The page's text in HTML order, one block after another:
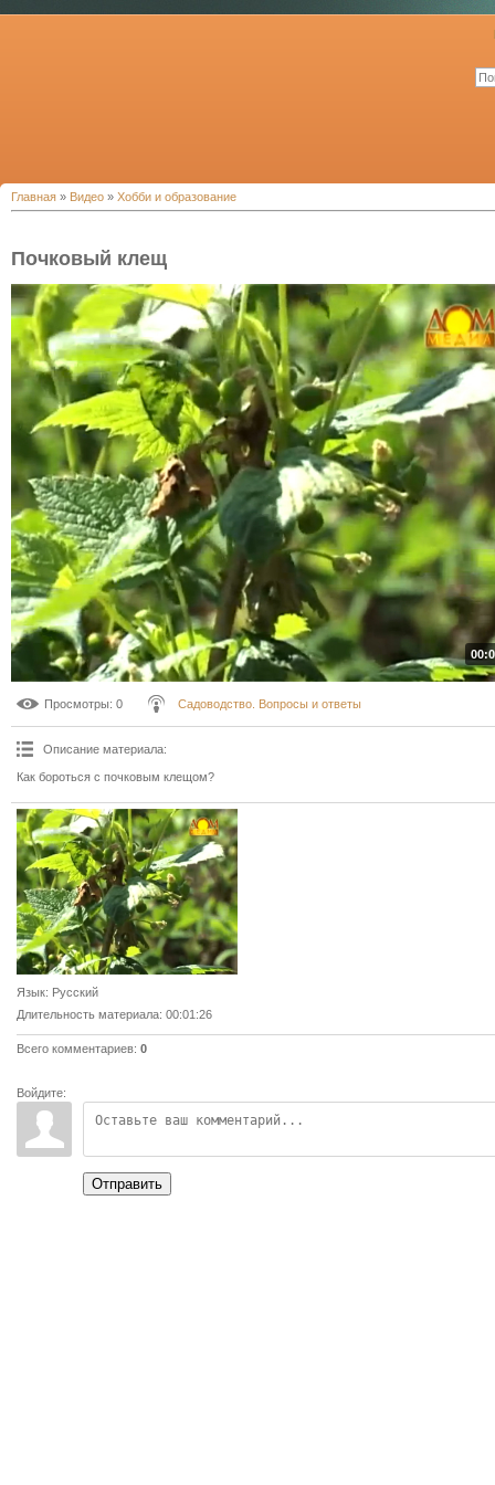
Главная » Видео » Хобби и образование
Почковый клещ
Просмотры: 0 Садоводство. Вопросы и ответы
Описание материала:
Как бороться с почковым клещом?
Язык: Русский
Длительность материала: 00:01:26
Всего комментариев: 0
Войдите:
Отправить